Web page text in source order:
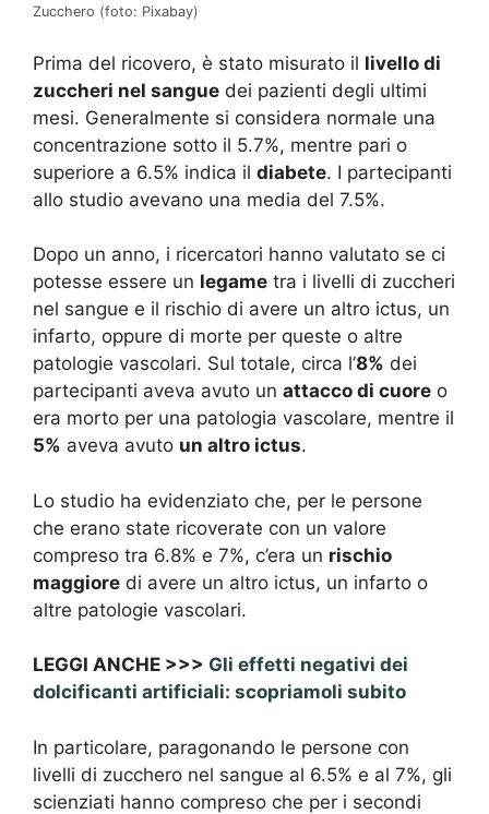
Zucchero (foto: Pixabay)
Prima del ricovero, è stato misurato il livello di
zuccheri nel sangue dei pazienti degli ultimi
mesi. Generalmente si considera normale una
concentrazione sotto il 5.7%, mentre pari o
superiore a 6.5% indica il diabete. I partecipanti
allo studio avevano una media del 7.5%.
Dopo un anno, i ricercatori hanno valutato se ci
potesse essere un legame tra i livelli di zuccheri
nel sangue e il rischio di avere un altro ictus, un
infarto, oppure di morte per queste o altre
patologie vascolari. Sul totale, circa l’8% dei
partecipanti aveva avuto un attacco di cuore o
era morto per una patologia vascolare, mentre il
5% aveva avuto un altro ictus.
Lo studio ha evidenziato che, per le persone
che erano state ricoverate con un valore
compreso tra 6.8% e 7%, c’era un rischio
maggiore di avere un altro ictus, un infarto o
altre patologie vascolari.
LEGGI ANCHE >>> Gli effetti negativi dei
dolcificanti artificiali: scopriamoli subito
In particolare, paragonando le persone con
livelli di zucchero nel sangue al 6.5% e al 7%, gli
scienziati hanno compreso che per i secondi